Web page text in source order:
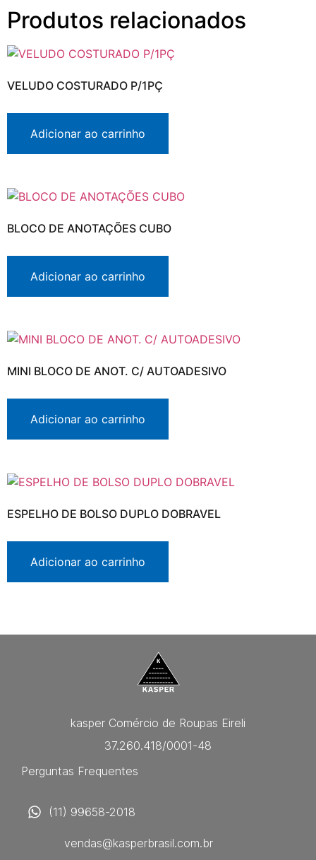
Produtos relacionados
VELUDO COSTURADO P/1PÇ
Adicionar ao carrinho
BLOCO DE ANOTAÇÕES CUBO
Adicionar ao carrinho
MINI BLOCO DE ANOT. C/ AUTOADESIVO
Adicionar ao carrinho
ESPELHO DE BOLSO DUPLO DOBRAVEL
Adicionar ao carrinho
kasper Comércio de Roupas Eireli
37.260.418/0001-48
Perguntas Frequentes
(11) 99658-2018
vendas@kasperbrasil.com.br